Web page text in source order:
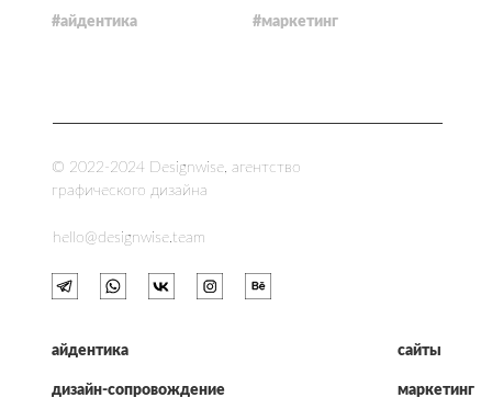
#айдентика
#маркетинг
© 2022-2024 Designwise, агентство
графического дизайна
hello@designwise.team
айдентика
дизайн-сопровождение
сайты
маркетинг